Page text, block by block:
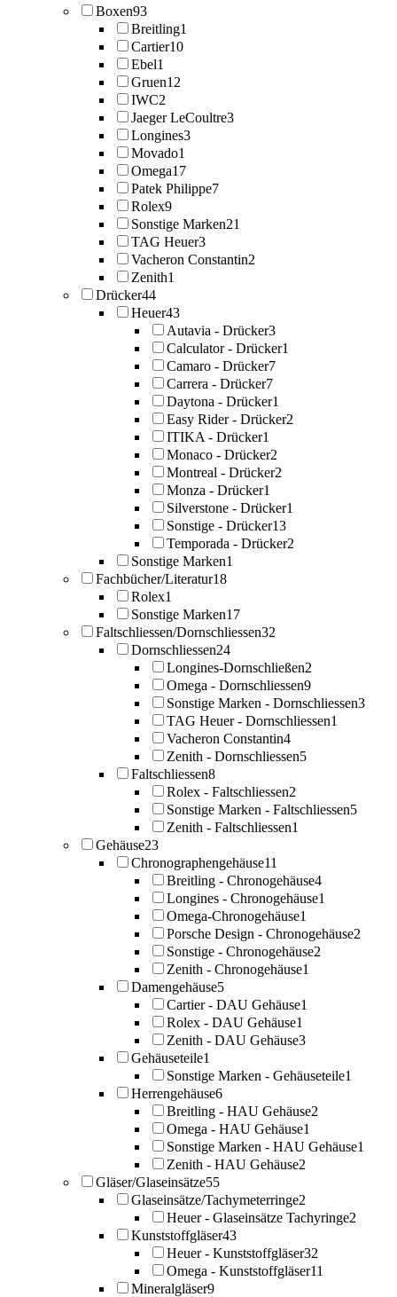
Boxen93
Breitling1
Cartier10
Ebel1
Gruen12
IWC2
Jaeger LeCoultre3
Longines3
Movado1
Omega17
Patek Philippe7
Rolex9
Sonstige Marken21
TAG Heuer3
Vacheron Constantin2
Zenith1
Drücker44
Heuer43
Autavia - Drücker3
Calculator - Drücker1
Camaro - Drücker7
Carrera - Drücker7
Daytona - Drücker1
Easy Rider - Drücker2
ITIKA - Drücker1
Monaco - Drücker2
Montreal - Drücker2
Monza - Drücker1
Silverstone - Drücker1
Sonstige - Drücker13
Temporada - Drücker2
Sonstige Marken1
Fachbücher/Literatur18
Rolex1
Sonstige Marken17
Faltschliessen/Dornschliessen32
Dornschliessen24
Longines-Dornschließen2
Omega - Dornschliessen9
Sonstige Marken - Dornschliessen3
TAG Heuer - Dornschliessen1
Vacheron Constantin4
Zenith - Dornschliessen5
Faltschliessen8
Rolex - Faltschliessen2
Sonstige Marken - Faltschliessen5
Zenith - Faltschliessen1
Gehäuse23
Chronographengehäuse11
Breitling - Chronogehäuse4
Longines - Chronogehäuse1
Omega-Chronogehäuse1
Porsche Design - Chronogehäuse2
Sonstige - Chronogehäuse2
Zenith - Chronogehäuse1
Damengehäuse5
Cartier - DAU Gehäuse1
Rolex - DAU Gehäuse1
Zenith - DAU Gehäuse3
Gehäuseteile1
Sonstige Marken - Gehäuseteile1
Herrengehäuse6
Breitling - HAU Gehäuse2
Omega - HAU Gehäuse1
Sonstige Marken - HAU Gehäuse1
Zenith - HAU Gehäuse2
Gläser/Glaseinsätze55
Glaseinsätze/Tachymeterringe2
Heuer - Glaseinsätze Tachyringe2
Kunststoffgläser43
Heuer - Kunststoffgläser32
Omega - Kunststoffgläser11
Mineralgläser9